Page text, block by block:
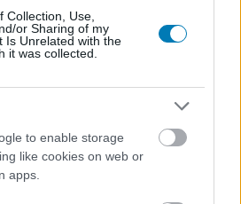
Collection, Use,
or Sharing of my
Is Unrelated with the
it was collected.
to enable storage
like cookies on web or
apps.